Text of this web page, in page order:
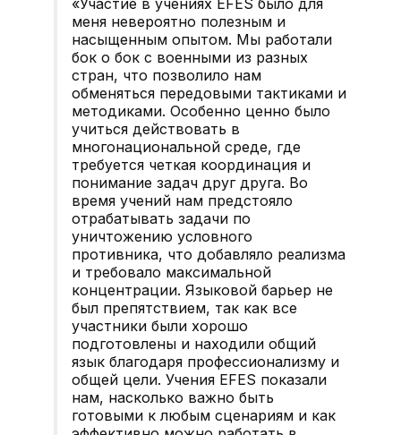
меня невероятно полезным и
насыщенным опытом. Мы работали
бок о бок с военными из разных
стран, что позволило нам
обменяться передовыми тактиками и
методиками. Особенно ценно было
учиться действовать в
многонациональной среде, где
требуется четкая координация и
понимание задач друг друга. Во
время учений нам предстояло
отрабатывать задачи по
уничтожению условного
противника, что добавляло реализма
и требовало максимальной
концентрации. Языковой барьер не
был препятствием, так как все
участники были хорошо
подготовлены и находили общий
язык благодаря профессионализму и
общей цели. Учения EFES показали
нам, насколько важно быть
готовыми к любым сценариям и как